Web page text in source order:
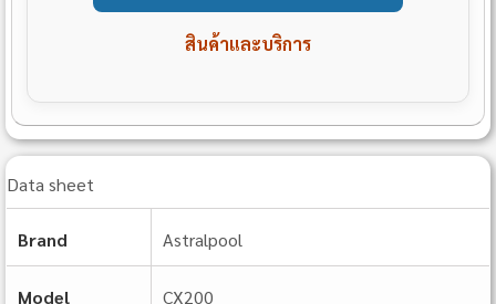
สินค้าและบริการ
Data sheet
Brand Astralpool
Model CX200